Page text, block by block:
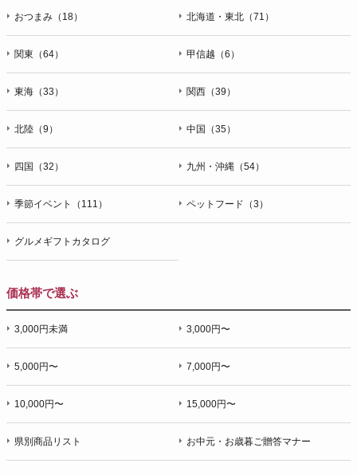
おつまみ（18） 北海道・東北（71）
関東（64） 甲信越（6）
東海（33） 関西（39）
北陸（9） 中国（35）
四国（32） 九州・沖縄（54）
季節イベント（111） ペットフード（3）
グルメギフトカタログ
価格帯で選ぶ
3,000円未満 3,000円〜
5,000円〜 7,000円〜
10,000円〜 15,000円〜
県別商品リスト お中元・お歳暮ご贈答マナー